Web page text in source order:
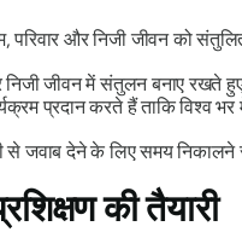
परिवार और निजी जीवन को
जीवन में संतुलन बनाए रखते हुए
प्रदान करते हैं ताकि विश्व
से जवाब देने के लिए समय
की तैयारी